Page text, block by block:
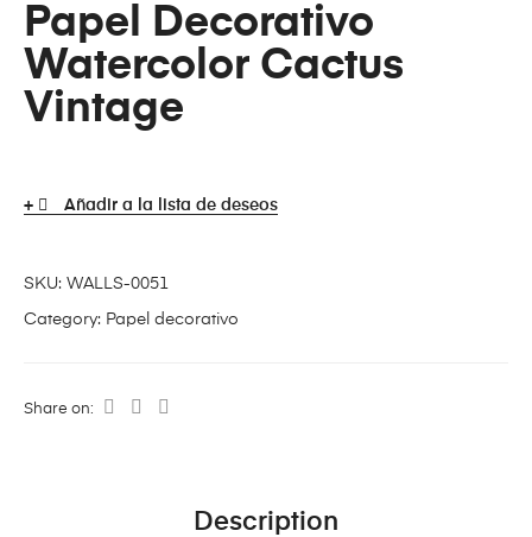
Papel Decorativo
Watercolor Cactus
Vintage
Añadir a la lista de deseos
SKU: WALLS-0051
Category: Papel decorativo
Share on:
Description